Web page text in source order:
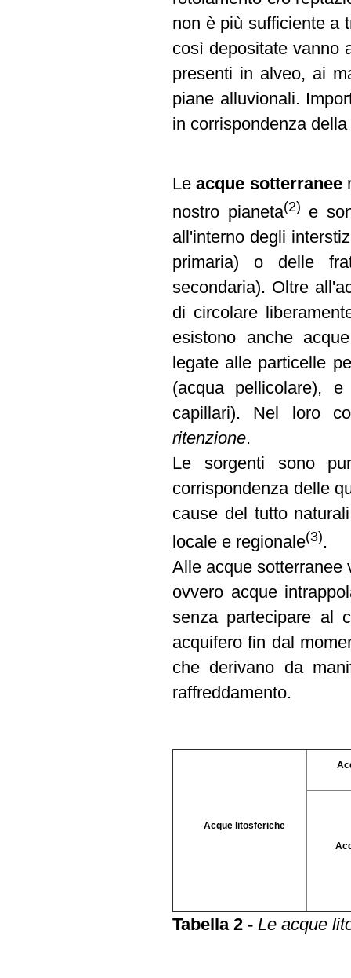
non è più sufficiente a
così depositate vanno
presenti in alveo, ai
piane alluvionali.
in corrispondenza
Leacque sotterranee
nostro pianeta(2) e
all'interno degli
primaria) o delle
secondaria). Oltre
di circolare
esistono anche
legate alle particelle
(acqua pellicolare),
capillari). Nel loro
ritenzione.
Le sorgenti sono
corrispondenza delle
cause del tutto
locale e regionale(3).
Alle acque sotterranee
ovvero acque
senza partecipare al
acquifero fin dal
che derivano da
raffreddamento.
Acque litosferiche
Tabella 2 - Le acque